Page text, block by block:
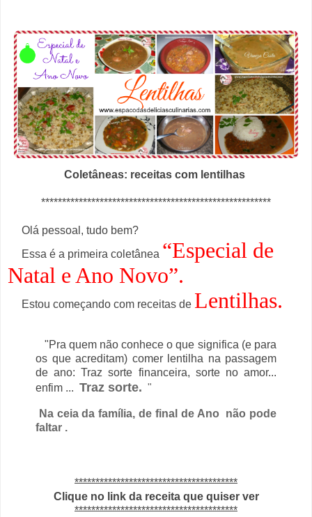
Coletâneas: receitas com lentilhas
*******************************************************
Olá pessoal, tudo bem?
Essa é a primeira coletânea “Especial de
Natal e Ano Novo”.
Estou começando com receitas de Lentilhas.
"Pra quem não conhece o que significa (e para
os que acreditam) comer lentilha na passagem
de ano: Traz sorte financeira, sorte no amor...
enfim ... Traz sorte. "
Na ceia da família, de final de Ano
não pode
faltar .
***************************************
Clique no link da receita que quiser ver
***************************************